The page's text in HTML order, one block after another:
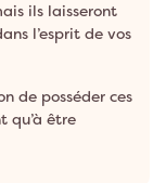
ils laisseront
l’esprit de vos
de posséder ces
qu’à être